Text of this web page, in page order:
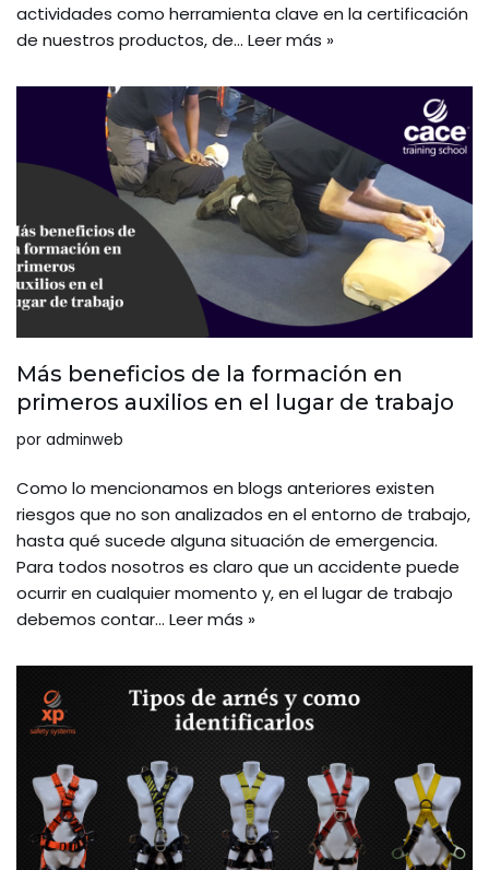
actividades como herramienta clave en la certificación
de nuestros productos, de… Leer más »
Más beneficios de la formación en
primeros auxilios en el lugar de trabajo
por adminweb
Como lo mencionamos en blogs anteriores existen
riesgos que no son analizados en el entorno de trabajo,
hasta qué sucede alguna situación de emergencia.
Para todos nosotros es claro que un accidente puede
ocurrir en cualquier momento y, en el lugar de trabajo
debemos contar… Leer más »